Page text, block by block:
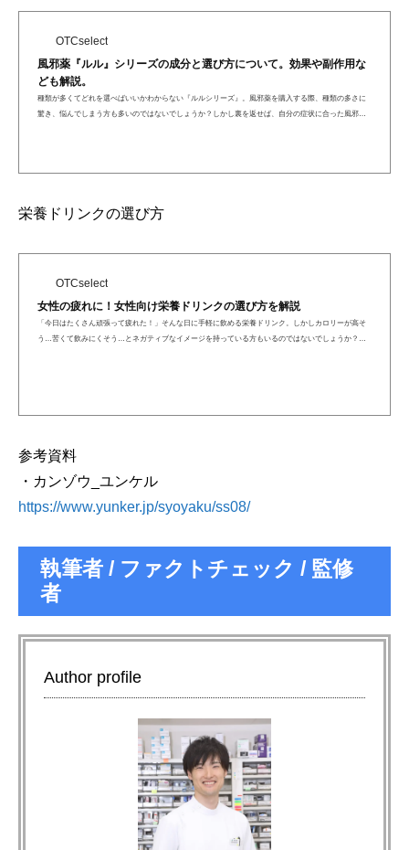
OTCselect
風邪薬『ルル』シリーズの成分と選び方について。効果や副作用な
ども解説。
種類が多くてどれを選べばいいかわからない『ルルシリーズ』。風邪薬を購入する際、種類の多さに
驚き、悩んでしまう方も多いのではないでしょうか？しかし裏を返せば、自分の症状に合った風邪薬
栄養ドリンクの選び方
OTCselect
女性の疲れに！女性向け栄養ドリンクの選び方を解説
「今日はたくさん頑張って疲れた！」そんな日に手軽に飲める栄養ドリンク。しかしカロリーが高そ
う…苦くて飲みにくそう…とネガティブなイメージを持っている方もいるのではないでしょうか？今
参考資料
・カンゾウ_ユンケル
https://www.yunker.jp/syoyaku/ss08/
執筆者 / ファクトチェック / 監修
者
Author profile